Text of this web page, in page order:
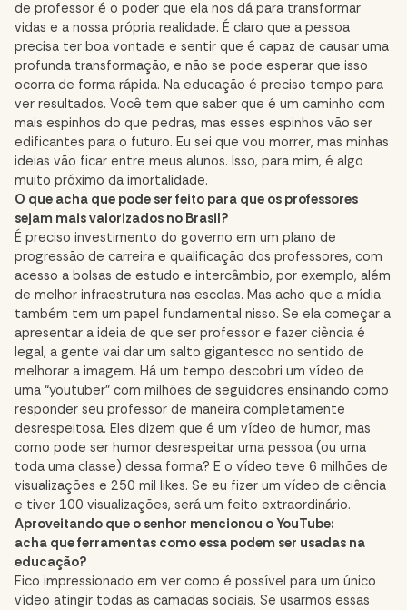
de professor é o poder que ela nos dá para transformar
vidas e a nossa própria realidade. É claro que a pessoa
precisa ter boa vontade e sentir que é capaz de causar uma
profunda transformação, e não se pode esperar que isso
ocorra de forma rápida. Na educação é preciso tempo para
ver resultados. Você tem que saber que é um caminho com
mais espinhos do que pedras, mas esses espinhos vão ser
edificantes para o futuro. Eu sei que vou morrer, mas minhas
ideias vão ficar entre meus alunos. Isso, para mim, é algo
muito próximo da imortalidade.
O que acha que pode ser feito para que os professores
sejam mais valorizados no Brasil?
É preciso investimento do governo em um plano de
progressão de carreira e qualificação dos professores, com
acesso a bolsas de estudo e intercâmbio, por exemplo, além
de melhor infraestrutura nas escolas. Mas acho que a mídia
também tem um papel fundamental nisso. Se ela começar a
apresentar a ideia de que ser professor e fazer ciência é
legal, a gente vai dar um salto gigantesco no sentido de
melhorar a imagem. Há um tempo descobri um vídeo de
uma “youtuber” com milhões de seguidores ensinando como
responder seu professor de maneira completamente
desrespeitosa. Eles dizem que é um vídeo de humor, mas
como pode ser humor desrespeitar uma pessoa (ou uma
toda uma classe) dessa forma? E o vídeo teve 6 milhões de
visualizações e 250 mil likes. Se eu fizer um vídeo de ciência
e tiver 100 visualizações, será um feito extraordinário.
Aproveitando que o senhor mencionou o YouTube:
acha que ferramentas como essa podem ser usadas na
educação?
Fico impressionado em ver como é possível para um único
vídeo atingir todas as camadas sociais. Se usarmos essas